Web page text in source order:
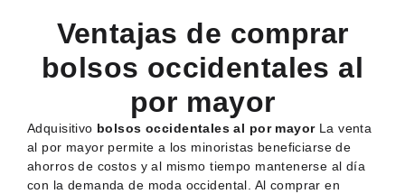
Ventajas de comprar
bolsos occidentales al
por mayor
Adquisitivo bolsos occidentales al por mayorLa venta
al por mayor permite a los minoristas beneficiarse de
ahorros de costos y al mismo tiempo mantenerse al día
con la demanda de moda occidental. Al comprar en